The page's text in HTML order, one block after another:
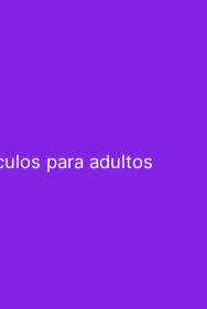
para adultos